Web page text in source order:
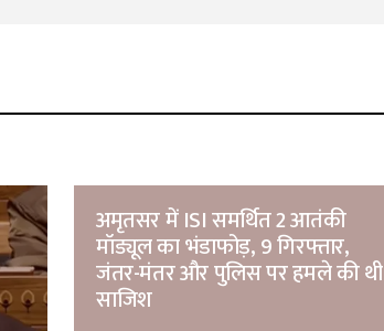
अमृतसर में ISI समर्थित 2 आतंकी
मॉड्यूल का भंडाफोड़, 9 गिरफ्तार,
जंतर-मंतर और पुलिस पर हमले की थी
साजिश